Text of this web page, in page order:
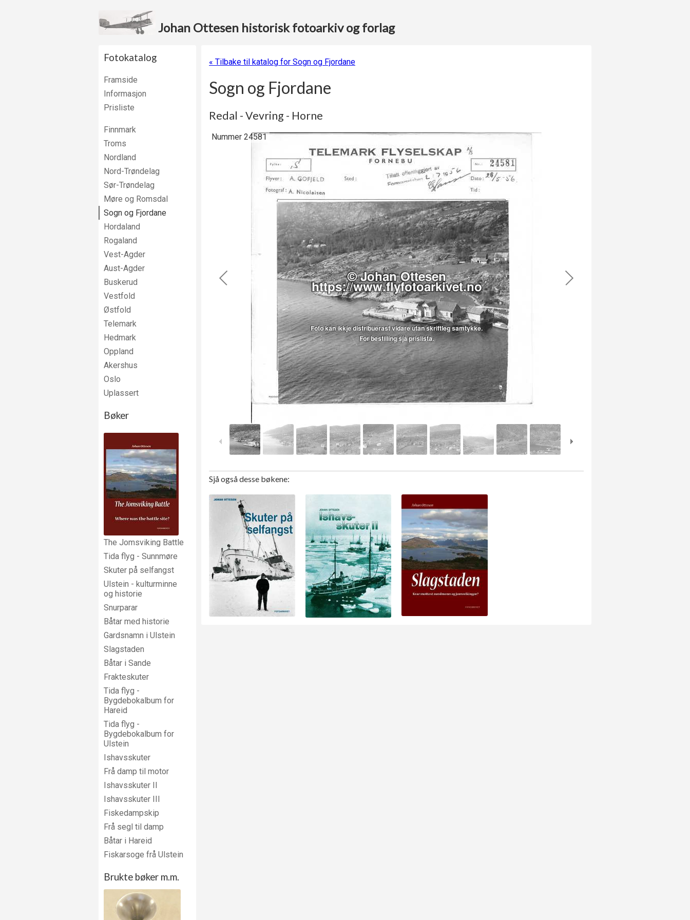
Johan Ottesen historisk fotoarkiv og forlag
Fotokatalog
Framside
Informasjon
Prisliste
Finnmark
Troms
Nordland
Nord-Trøndelag
Sør-Trøndelag
Møre og Romsdal
Sogn og Fjordane
Hordaland
Rogaland
Vest-Agder
Aust-Agder
Buskerud
Vestfold
Østfold
Telemark
Hedmark
Oppland
Akershus
Oslo
Uplassert
Bøker
The Jomsviking Battle
Tida flyg - Sunnmøre
Skuter på selfangst
Ulstein - kulturminne
og historie
Snurparar
Båtar med historie
Gardsnamn i Ulstein
Slagstaden
Båtar i Sande
Frakteskuter
Tida flyg -
Bygdebokalbum for
Hareid
Tida flyg -
Bygdebokalbum for
Ulstein
Ishavsskuter
Frå damp til motor
Ishavsskuter II
Ishavsskuter III
Fiskedampskip
Frå segl til damp
Båtar i Hareid
Fiskarsoge frå Ulstein
Brukte bøker m.m.
« Tilbake til katalog for Sogn og Fjordane
Sogn og Fjordane
Redal - Vevring - Horne
Nummer 24581
Sjå også desse bøkene: